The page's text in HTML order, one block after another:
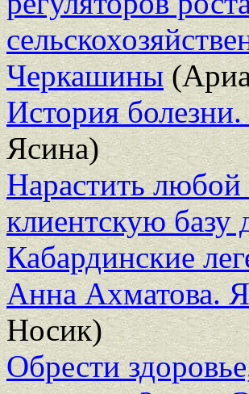
Черкашины
История
Ясина)
Нарастить
клиентскую базу
Кабардинские
Анна Ахматова.
Носик)
Обрести